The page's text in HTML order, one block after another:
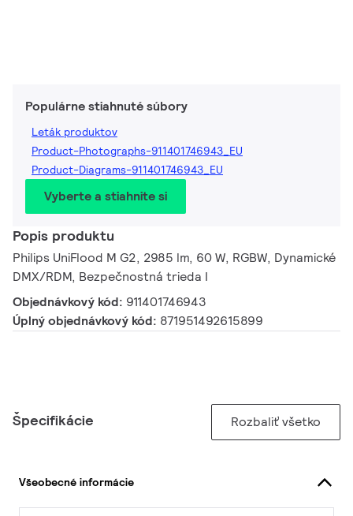
Populárne stiahnuté súbory
Leták produktov
Product-Photographs-911401746943_EU
Product-Diagrams-911401746943_EU
Vyberte a stiahnite si
Popis produktu
Philips UniFlood M G2, 2985 lm, 60 W, RGBW, Dynamické
DMX/RDM, Bezpečnostná trieda I
Objednávkový kód: 911401746943
Úplný objednávkový kód: 871951492615899
Špecifikácie Rozbaliť všetko
Všeobecné informácie